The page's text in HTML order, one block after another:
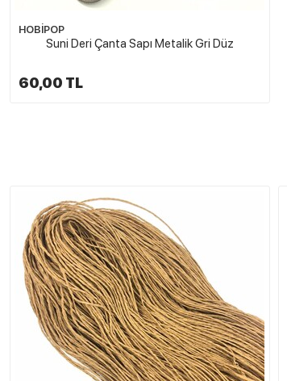
HOBİPOP
Suni Deri Çanta Sapı Metalik Gri Düz
60,00 TL